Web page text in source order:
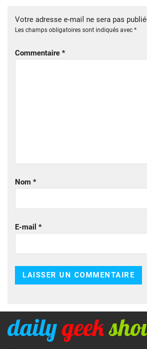
Votre adresse e-mail ne sera pas
Les champs obligatoires sont indiqués avec *
Commentaire *
Nom *
E-mail *